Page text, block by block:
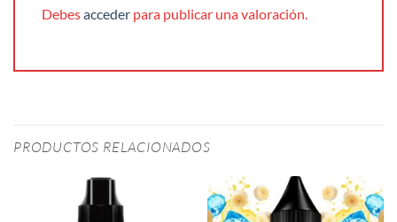
Debesacceder para publicar una valoración.
PRODUCTOS RELACIONADOS